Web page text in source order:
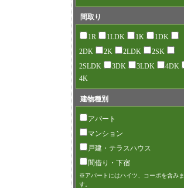
間取り
1R 1LDK 1K
1DK
2DK
2K 2LDK
2SK
2SLDK
3DK 3LDK
4DK
4K
建物種別
アパート
マンション
戸建・テラスハウス
間借り・下宿
※アパートにはハイツ、コーポを含みま
す。